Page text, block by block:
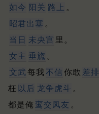
如今 阳关 路上 。
昭君出塞 。
当日 未央宫 里。
女主 垂旒 。
文武 每我 不信 你敢 差排
枉 以后 龙争虎斗 。
都是俺 鸾交凤友 。